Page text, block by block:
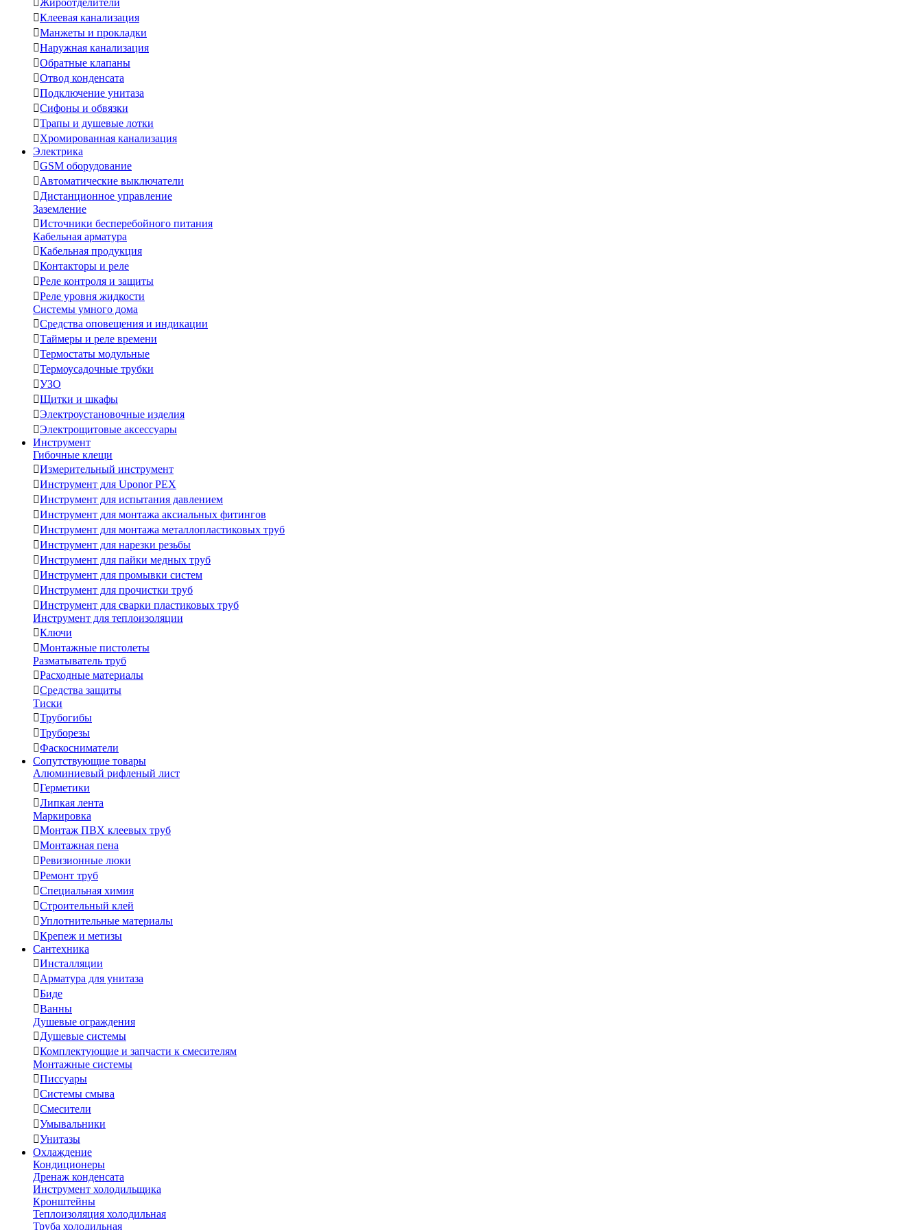
Жироотделители
Клеевая канализация
Манжеты и прокладки
Наружная канализация
Обратные клапаны
Отвод конденсата
Подключение унитаза
Сифоны и обвязки
Трапы и душевые лотки
Хромированная канализация
Электрика
GSM оборудование
Автоматические выключатели
Дистанционное управление
Заземление
Источники бесперебойного питания
Кабельная арматура
Кабельная продукция
Контакторы и реле
Реле контроля и защиты
Реле уровня жидкости
Системы умного дома
Средства оповещения и индикации
Таймеры и реле времени
Термостаты модульные
Термоусадочные трубки
УЗО
Щитки и шкафы
Электроустановочные изделия
Электрощитовые аксессуары
Инструмент
Гибочные клещи
Измерительный инструмент
Инструмент для Uponor PEX
Инструмент для испытания давлением
Инструмент для монтажа аксиальных фитингов
Инструмент для монтажа металлопластиковых труб
Инструмент для нарезки резьбы
Инструмент для пайки медных труб
Инструмент для промывки систем
Инструмент для прочистки труб
Инструмент для сварки пластиковых труб
Инструмент для теплоизоляции
Ключи
Монтажные пистолеты
Разматыватель труб
Расходные материалы
Средства защиты
Тиски
Трубогибы
Труборезы
Фаскосниматели
Сопутствующие товары
Алюминиевый рифленый лист
Герметики
Липкая лента
Маркировка
Монтаж ПВХ клеевых труб
Монтажная пена
Ревизионные люки
Ремонт труб
Специальная химия
Строительный клей
Уплотнительные материалы
Крепеж и метизы
Сантехника
Инсталляции
Арматура для унитаза
Биде
Ванны
Душевые ограждения
Душевые системы
Комплектующие и запчасти к смесителям
Монтажные системы
Писсуары
Системы смыва
Смесители
Умывальники
Унитазы
Охлаждение
Кондиционеры
Дренаж конденсата
Инструмент холодильщика
Кронштейны
Теплоизоляция холодильная
Труба холодильная